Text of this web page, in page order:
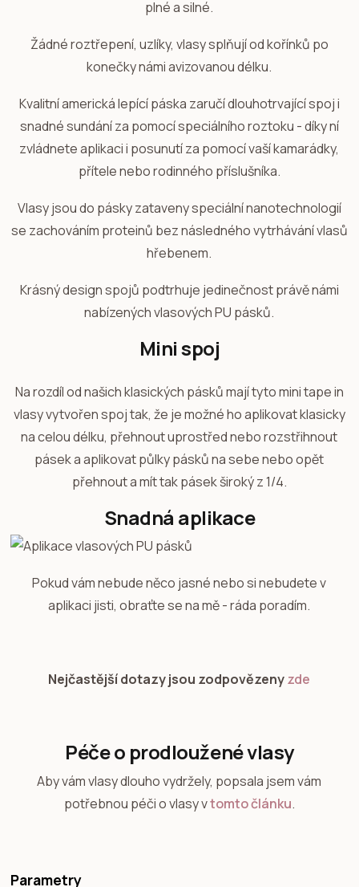
plné a silné.
Žádné roztřepení, uzlíky, vlasy splňují od kořínků po
konečky námi avizovanou délku.
Kvalitní americká lepící páska zaručí dlouhotrvající spoj i
snadné sundání za pomocí speciálního roztoku - díky ní
zvládnete aplikaci i posunutí za pomocí vaší kamarádky,
přítele nebo rodinného příslušníka.
Vlasy jsou do pásky zataveny speciální nanotechnologií
se zachováním proteinů bez následného vytrhávání vlasů
hřebenem.
Krásný design spojů podtrhuje jedinečnost právě námi
nabízených vlasových PU pásků.
Mini spoj
Na rozdíl od našich klasických pásků mají tyto mini tape in
vlasy vytvořen spoj tak, že je možné ho aplikovat klasicky
na celou délku, přehnout uprostřed nebo rozstřihnout
pásek a aplikovat půlky pásků na sebe nebo opět
přehnout a mít tak pásek široký z 1/4.
Snadná aplikace
Pokud vám nebude něco jasné nebo si nebudete v
aplikaci jisti, obraťte se na mě - ráda poradím.
Nejčastější dotazy jsou zodpovězenyzde
Péče o prodloužené vlasy
Aby vám vlasy dlouho vydržely, popsala jsem vám
potřebnou péči o vlasy vtomto článku.
Parametry